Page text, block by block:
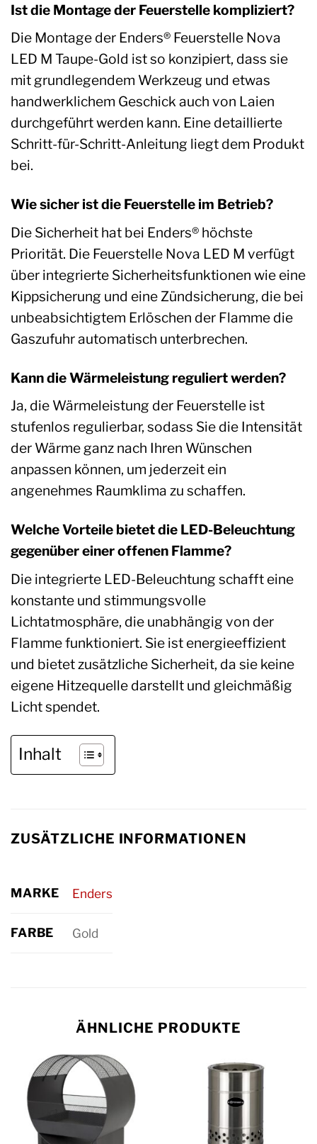
Ist die Montage der Feuerstelle kompliziert?
Die Montage der Enders® Feuerstelle Nova
LED M Taupe-Gold ist so konzipiert, dass sie
mit grundlegendem Werkzeug und etwas
handwerklichem Geschick auch von Laien
durchgeführt werden kann. Eine detaillierte
Schritt-für-Schritt-Anleitung liegt dem Produkt
bei.
Wie sicher ist die Feuerstelle im Betrieb?
Die Sicherheit hat bei Enders® höchste
Priorität. Die Feuerstelle Nova LED M verfügt
über integrierte Sicherheitsfunktionen wie eine
Kippsicherung und eine Zündsicherung, die bei
unbeabsichtigtem Erlöschen der Flamme die
Gaszufuhr automatisch unterbrechen.
Kann die Wärmeleistung reguliert werden?
Ja, die Wärmeleistung der Feuerstelle ist
stufenlos regulierbar, sodass Sie die Intensität
der Wärme ganz nach Ihren Wünschen
anpassen können, um jederzeit ein
angenehmes Raumklima zu schaffen.
Welche Vorteile bietet die LED-Beleuchtung
gegenüber einer offenen Flamme?
Die integrierte LED-Beleuchtung schafft eine
konstante und stimmungsvolle
Lichtatmosphäre, die unabhängig von der
Flamme funktioniert. Sie ist energieeffizient
und bietet zusätzliche Sicherheit, da sie keine
eigene Hitzequelle darstellt und gleichmäßig
Licht spendet.
Inhalt
ZUSÄTZLICHE INFORMATIONEN
MARKE Enders
FARBE Gold
ÄHNLICHE PRODUKTE